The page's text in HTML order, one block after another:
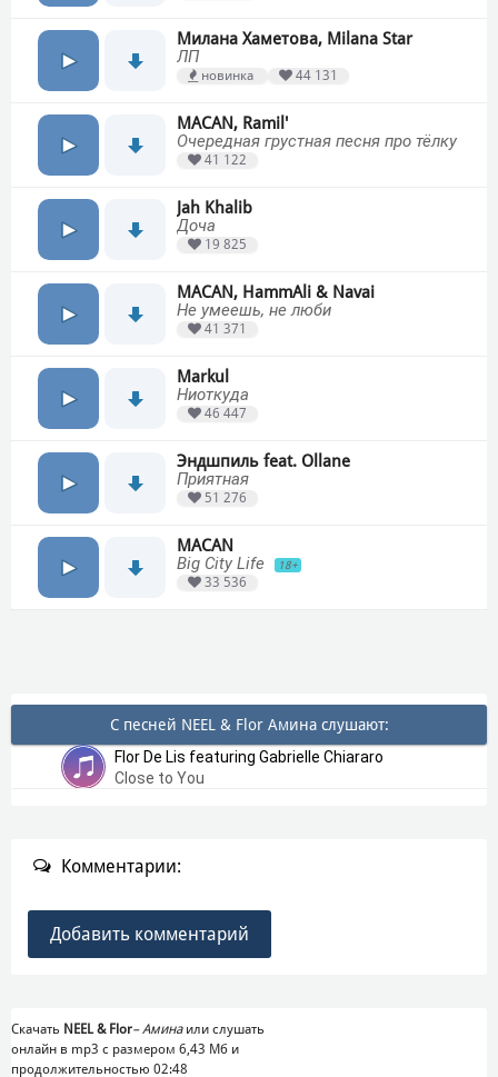
Милана Хаметова, Milana Star
ЛП
новинка 44 131
MACAN, Ramil'
Очередная грустная песня про тёлку
41 122
Jah Khalib
Доча
19 825
MACAN, HammAli & Navai
Не умеешь, не люби
41 371
Markul
Ниоткуда
46 447
Эндшпиль feat. Ollane
Приятная
51 276
MACAN
Big City Life
18+
33 536
С песней NEEL & Flor Амина слушают:
Flor De Lis featuring Gabrielle Chiararo
Close to You
Комментарии:
Добавить комментарий
Скачать NEEL & Flor– Аминаили слушать
онлайн в mp3 с размером 6,43 Mб и
продолжительностью 02:48